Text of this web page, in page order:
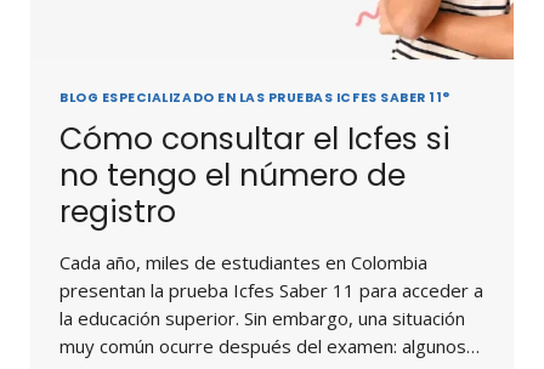
BLOG ESPECIALIZADO EN LAS PRUEBAS ICFES SABER 11°
Cómo consultar el Icfes si
no tengo el número de
registro
Cada año, miles de estudiantes en Colombia
presentan la prueba Icfes Saber 11 para acceder a
la educación superior. Sin embargo, una situación
muy común ocurre después del examen: algunos…